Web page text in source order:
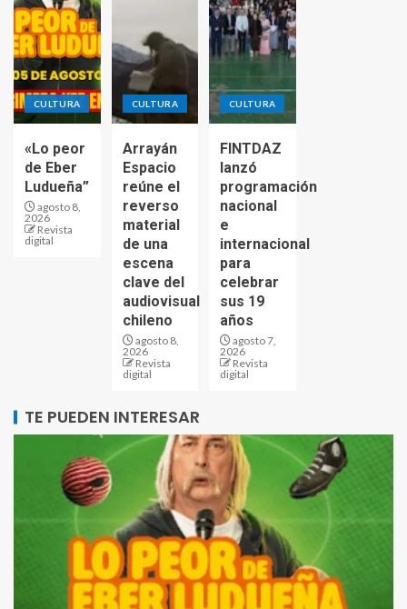
CULTURA
«Lo peor
de Eber
Ludueña”
agosto 8,
2026
Revista
digital
CULTURA
Arrayán
Espacio
reúne el
reverso
material
de una
escena
clave del
audiovisual
chileno
agosto 8,
2026
Revista
digital
CULTURA
FINTDAZ
lanzó
programación
nacional
e
internacional
para
celebrar
sus 19
años
agosto 7,
2026
Revista
digital
TE PUEDEN INTERESAR